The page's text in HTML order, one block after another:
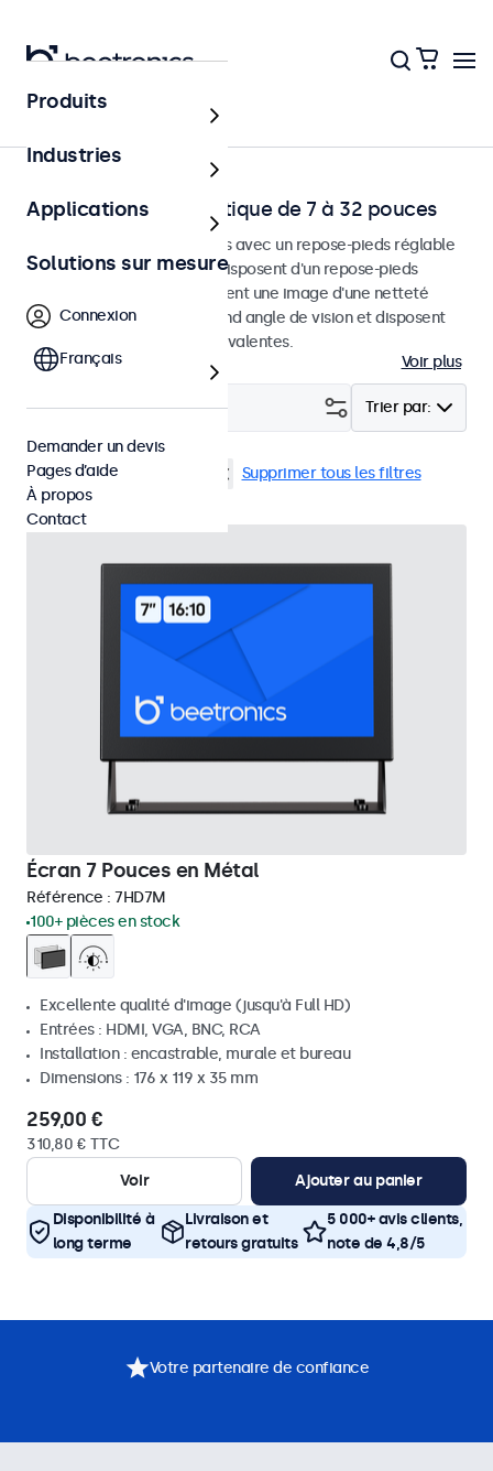
Accueil
Moniteurs de bureautique de 7 à 32 pouces
Moniteurs de bureau conçus avec un repose-pieds réglable
et robuste. Ces moniteurs disposent d'un repose-pieds
compact et stable, fournissent une image d'une netteté
exceptionnelle avec un grand angle de vision et disposent
d'options de connexion polyvalentes.
Voir plus
Trier par:
Filtrer (1)
Bureau Écrans 7 pouces Supprimer tous les filtres
Écran 7 Pouces en Métal
Référence : 7HD7M
100+ pièces en stock
Excellente qualité d'image (jusqu'à Full HD)
Entrées : HDMI, VGA, BNC, RCA
Installation : encastrable, murale et bureau
Dimensions : 176 x 119 x 35 mm
259,00 €
310,80 € TTC
Voir
Ajouter au panier
Disponibilité à
long terme
Livraison et
retours gratuits
5 000+ avis clients,
note de 4,8/5
Produits
Industries
Applications
Solutions sur mesure
Connexion
Français
Demander un devis
Pages d’aide
À propos
Contact
Votre partenaire de confiance